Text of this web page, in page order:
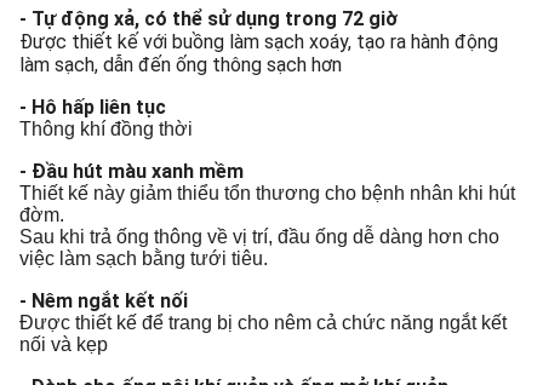
- Tự động xả, có thể sử dụng trong 72 giờ
Được thiết kế với buồng làm sạch xoáy, tạo ra hành động
làm sạch, dẫn đến ống thông sạch hơn
- Hô hấp liên tục
Thông khí đồng thời
- Đầu hút màu xanh mềm
Thiết kế này giảm thiểu tổn thương cho bệnh nhân khi hút
đờm.
Sau khi trả ống thông về vị trí, đầu ống dễ dàng hơn cho
việc làm sạch bằng tưới tiêu.
- Nêm ngắt kết nối
Được thiết kế để trang bị cho nêm cả chức năng ngắt kết
nối và kẹp